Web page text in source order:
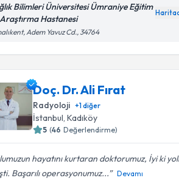
Bilimleri Üniversitesi Ümraniye Eğitim
Hastanesi
Adem Yavuz Cd., 34764
Doç. Dr. Ali Fırat
Radyoloji +1diğer
İstanbul , Kadıköy
5 (46 Değerlendirme)
hayatını kurtaran doktorumuz, İyi ki
Başarılı operasyonumuz...
Devamı